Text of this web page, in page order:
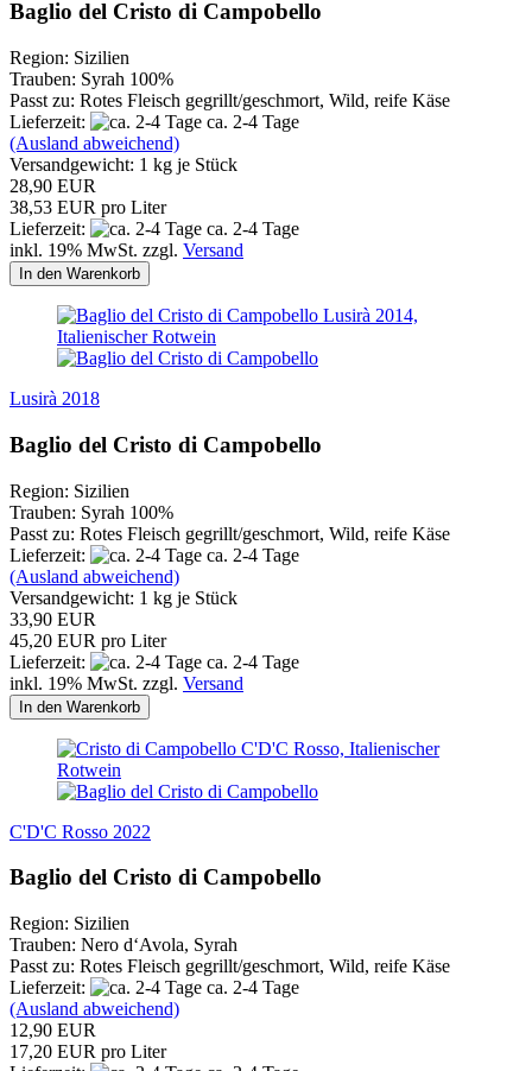
Baglio del Cristo di Campobello
Region: Sizilien
Trauben: Syrah 100%
Passt zu: Rotes Fleisch gegrillt/geschmort, Wild, reife Käse
Lieferzeit:
ca. 2-4 Tage
(Ausland abweichend)
Versandgewicht: 1 kg je Stück
28,90 EUR
38,53 EUR pro Liter
Lieferzeit:
ca. 2-4 Tage
inkl. 19% MwSt. zzgl. Versand
In den Warenkorb
Lusirà 2018
Baglio del Cristo di Campobello
Region: Sizilien
Trauben: Syrah 100%
Passt zu: Rotes Fleisch gegrillt/geschmort, Wild, reife Käse
Lieferzeit:
ca. 2-4 Tage
(Ausland abweichend)
Versandgewicht: 1 kg je Stück
33,90 EUR
45,20 EUR pro Liter
Lieferzeit:
ca. 2-4 Tage
inkl. 19% MwSt. zzgl. Versand
In den Warenkorb
C'D'C Rosso 2022
Baglio del Cristo di Campobello
Region: Sizilien
Trauben: Nero d‘Avola, Syrah
Passt zu: Rotes Fleisch gegrillt/geschmort, Wild, reife Käse
Lieferzeit:
ca. 2-4 Tage
(Ausland abweichend)
12,90 EUR
17,20 EUR pro Liter